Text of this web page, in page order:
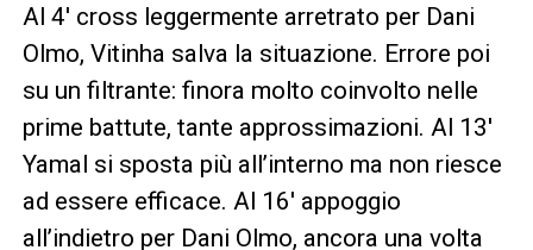
Al 4′ cross leggermente arretrato per Dani
Olmo, Vitinha salva la situazione. Errore poi
su un filtrante: finora molto coinvolto nelle
prime battute, tante approssimazioni. Al 13′
Yamal si sposta più all’interno ma non riesce
ad essere efficace. Al 16′ appoggio
all’indietro per Dani Olmo, ancora una volta